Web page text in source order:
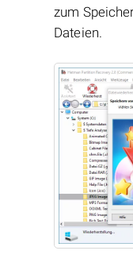
zum
Dateien.